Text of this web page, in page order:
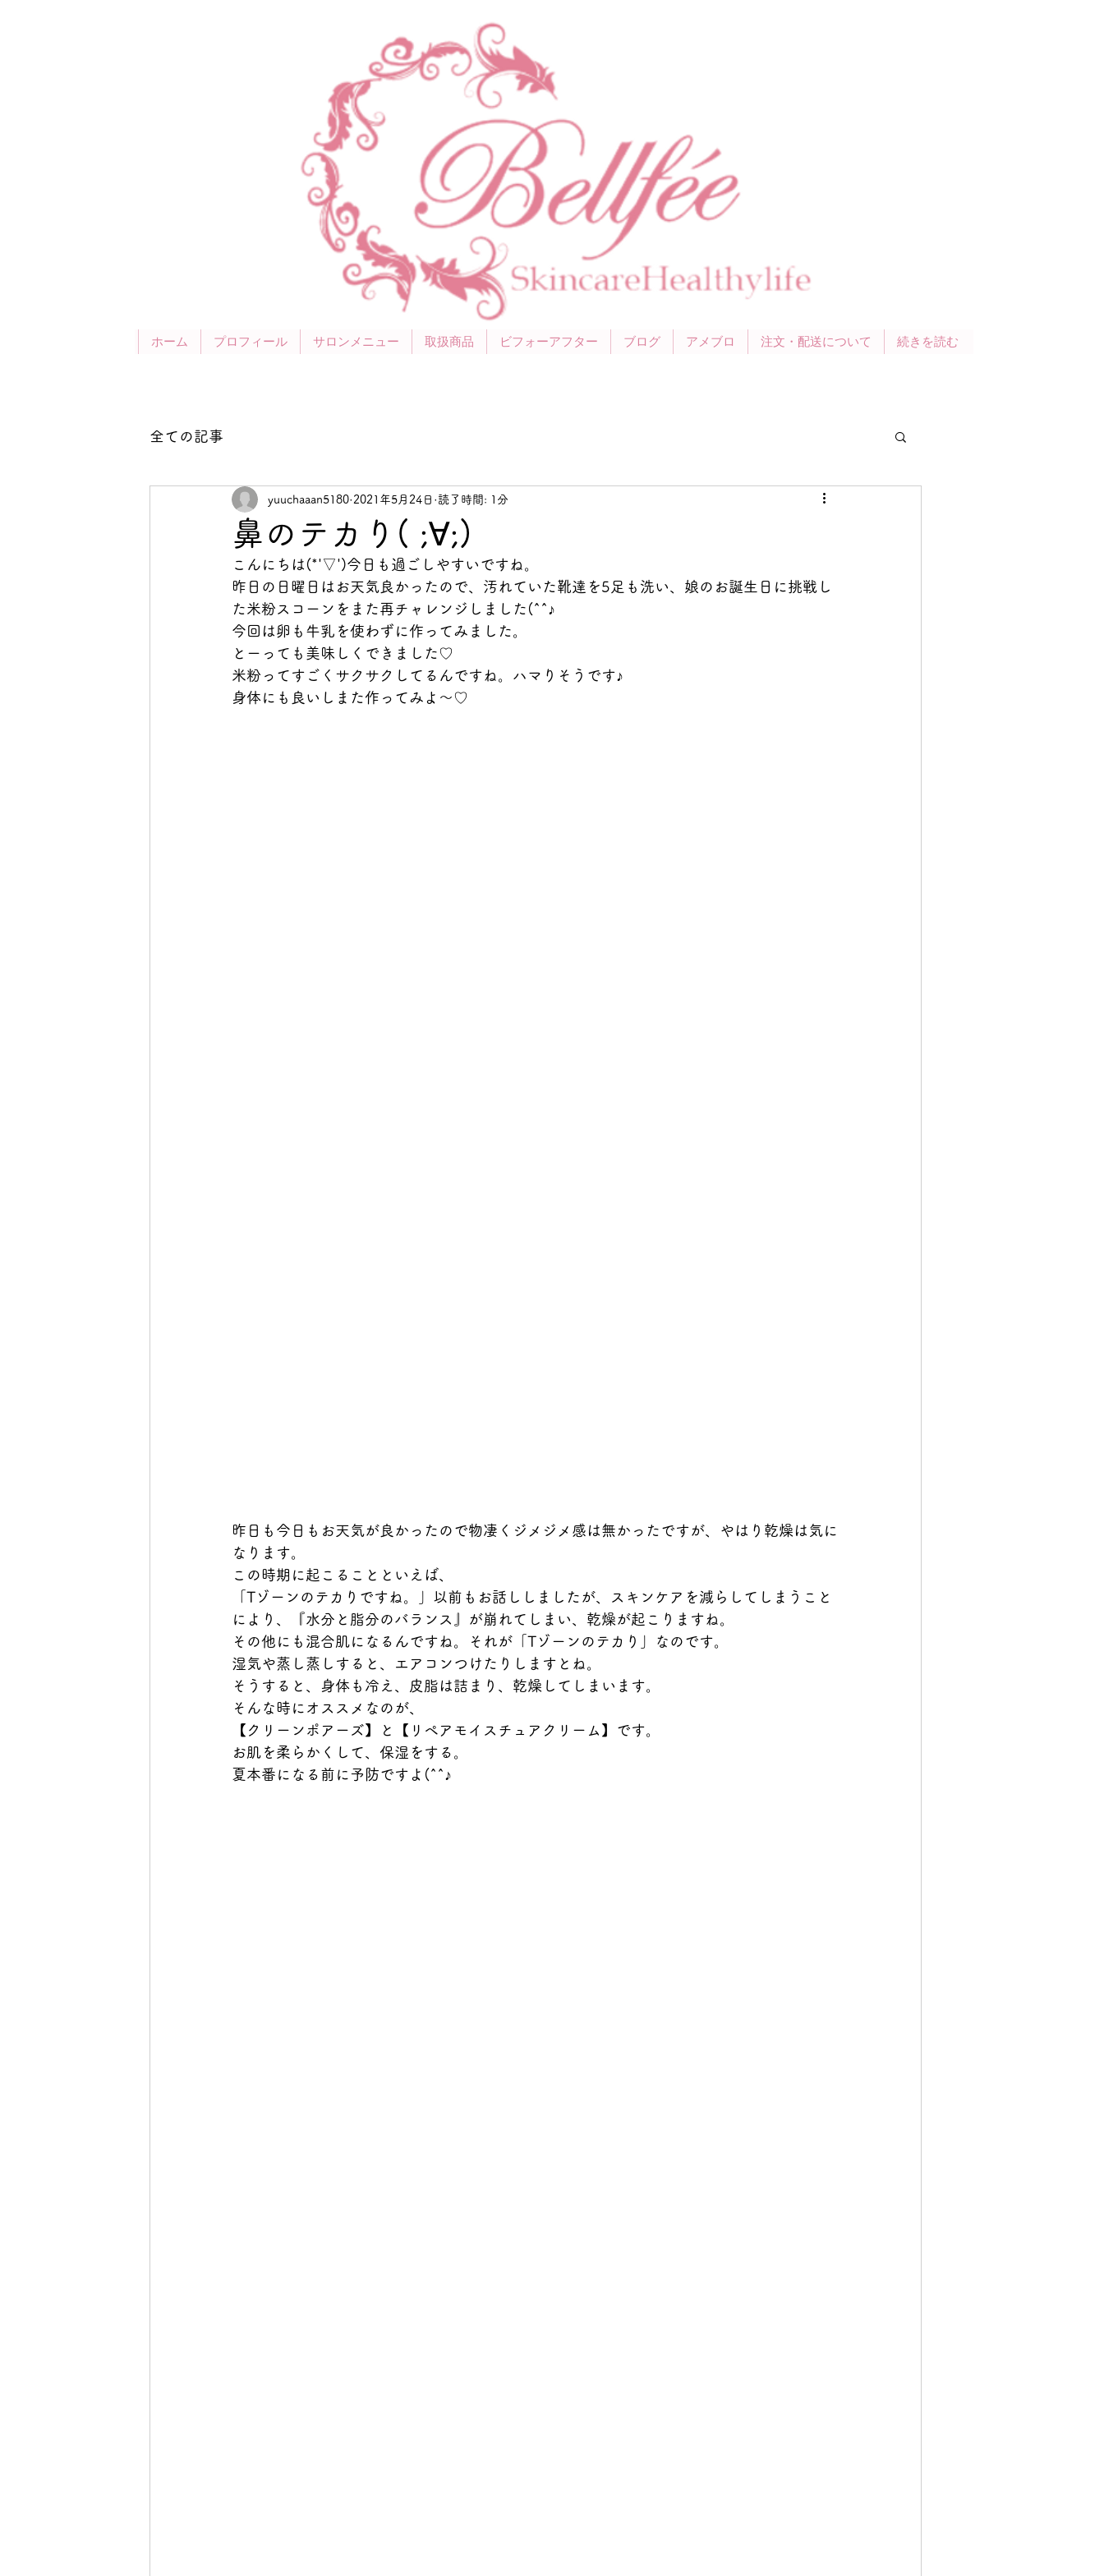
ホーム プロフィール サロンメニュー 取扱商品 ビフォーアフター ブログ アメブロ 注文・配送について 続きを読む
全ての記事
鼻のテカり( ;∀;)
yuuchaaan5180 2021年5月24日 読了時間: 1分
こんにちは(*'▽')今日も過ごしやすいですね。
昨日の日曜日はお天気良かったので、汚れていた靴達を5足も洗い、娘のお誕生日に挑戦し
た米粉スコーンをまた再チャレンジしました(^^♪
今回は卵も牛乳を使わずに作ってみました。
とーっても美味しくできました♡
米粉ってすごくサクサクしてるんですね。ハマりそうです♪
身体にも良いしまた作ってみよ～♡
昨日も今日もお天気が良かったので物凄くジメジメ感は無かったですが、やはり乾燥は気に
なります。
この時期に起こることといえば、
「Tゾーンのテカりですね。」以前もお話ししましたが、スキンケアを減らしてしまうこと
により、『水分と脂分のバランス』が崩れてしまい、乾燥が起こりますね。
その他にも混合肌になるんですね。それが「Tゾーンのテカり」なのです。
湿気や蒸し蒸しすると、エアコンつけたりしますとね。
そうすると、身体も冷え、皮脂は詰まり、乾燥してしまいます。
そんな時にオススメなのが、
【クリーンポアーズ】と【リペアモイスチュアクリーム】です。
お肌を柔らかくして、保湿をする。
夏本番になる前に予防ですよ(^^♪